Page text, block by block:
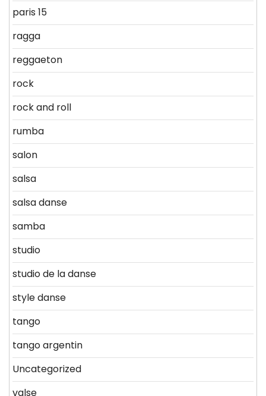
paris 15
ragga
reggaeton
rock
rock and roll
rumba
salon
salsa
salsa danse
samba
studio
studio de la danse
style danse
tango
tango argentin
Uncategorized
valse